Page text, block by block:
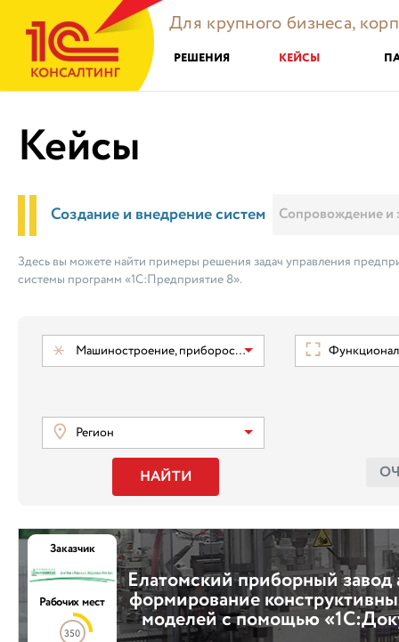
Для крупного бизнеса,
РЕШЕНИЯ КЕЙСЫ
Кейсы
Создание и внедрение систем Сопровождение и
Здесь вы можете найти примеры решения задач управления
системы программ «1С:Предприятие 8».
Машиностроение, приборостроение
Регион
НАЙТИ
Елатомский приборный завод
формирование
моделей с помощью
Заказчик
Рабочих мест
350